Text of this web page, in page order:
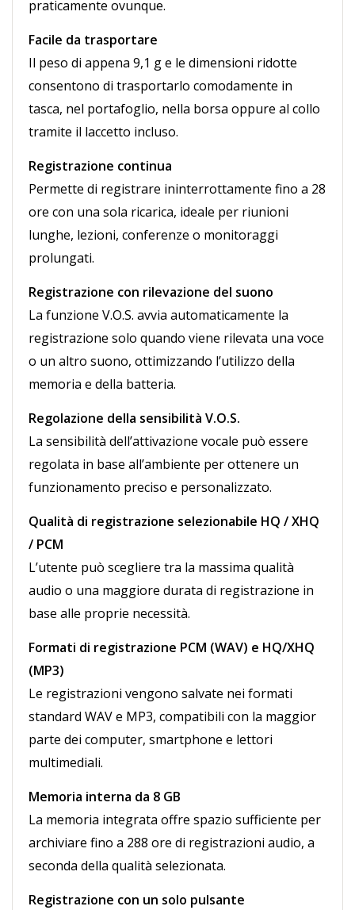
praticamente ovunque.
Facile da trasportare
Il peso di appena 9,1 g e le dimensioni ridotte
consentono di trasportarlo comodamente in
tasca, nel portafoglio, nella borsa oppure al collo
tramite il laccetto incluso.
Registrazione continua
Permette di registrare ininterrottamente fino a 28
ore con una sola ricarica, ideale per riunioni
lunghe, lezioni, conferenze o monitoraggi
prolungati.
Registrazione con rilevazione del suono
La funzione V.O.S. avvia automaticamente la
registrazione solo quando viene rilevata una voce
o un altro suono, ottimizzando l’utilizzo della
memoria e della batteria.
Regolazione della sensibilità V.O.S.
La sensibilità dell’attivazione vocale può essere
regolata in base all’ambiente per ottenere un
funzionamento preciso e personalizzato.
Qualità di registrazione selezionabile HQ / XHQ
/ PCM
L’utente può scegliere tra la massima qualità
audio o una maggiore durata di registrazione in
base alle proprie necessità.
Formati di registrazione PCM (WAV) e HQ/XHQ
(MP3)
Le registrazioni vengono salvate nei formati
standard WAV e MP3, compatibili con la maggior
parte dei computer, smartphone e lettori
multimediali.
Memoria interna da 8 GB
La memoria integrata offre spazio sufficiente per
archiviare fino a 288 ore di registrazioni audio, a
seconda della qualità selezionata.
Registrazione con un solo pulsante